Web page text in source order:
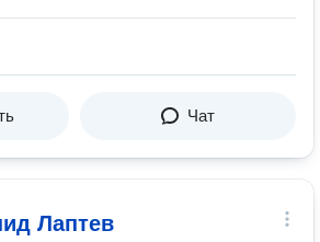
Чат
Лаптев